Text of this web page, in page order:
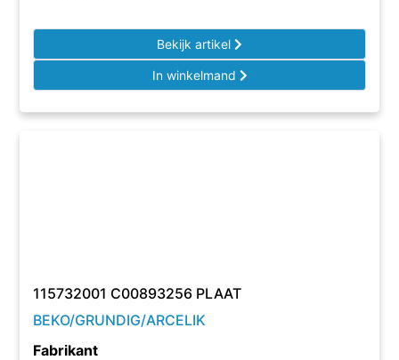
Bekijk artikel
In winkelmand
115732001 C00893256 PLAAT
BEKO/GRUNDIG/ARCELIK
Fabrikant